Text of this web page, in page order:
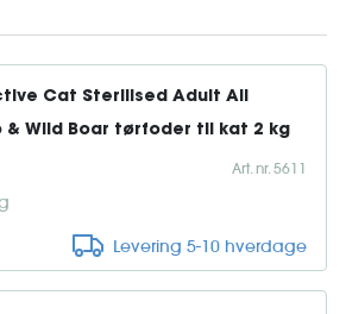
Cat Sterilised Adult All
& Wild Boar tørfoder til kat 2 kg
Art. nr. 5611
Levering 5-10 hverdage